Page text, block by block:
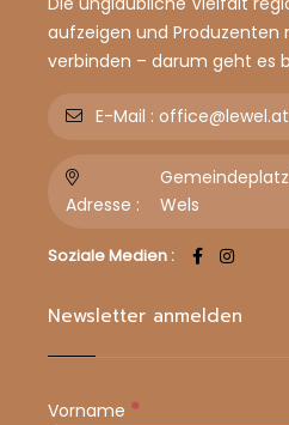
aufzeigen und
verbinden – darum geht es bei
E-Mail : office@lewel.at
Adresse :
Wels
Soziale Medien :
Newsletter anmelden
Vorname *